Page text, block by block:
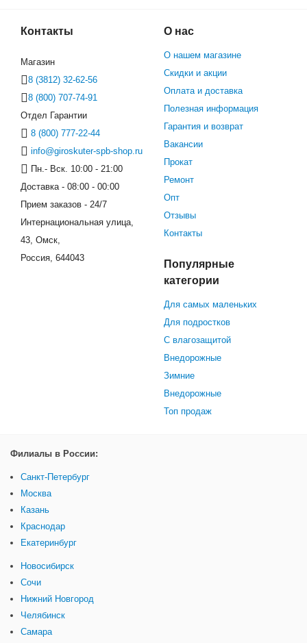
Контакты
Магазин
8 (3812) 32-62-56
8 (800) 707-74-91
Отдел Гарантии
8 (800) 777-22-44
info@giroskuter-spb-shop.ru
Пн.- Вск. 10:00 - 21:00
Доставка - 08:00 - 00:00
Прием заказов - 24/7
Интернациональная улица,
43, Омск,
Россия, 644043
О нас
О нашем магазине
Скидки и акции
Оплата и доставка
Полезная информация
Гарантия и возврат
Вакансии
Прокат
Ремонт
Опт
Отзывы
Контакты
Популярные
категории
Для самых маленьких
Для подростков
С влагозащитой
Внедорожные
Зимние
Внедорожные
Топ продаж
Филиалы в России:
Санкт-Петербург
Москва
Казань
Краснодар
Екатеринбург
Новосибирск
Сочи
Нижний Новгород
Челябинск
Самара